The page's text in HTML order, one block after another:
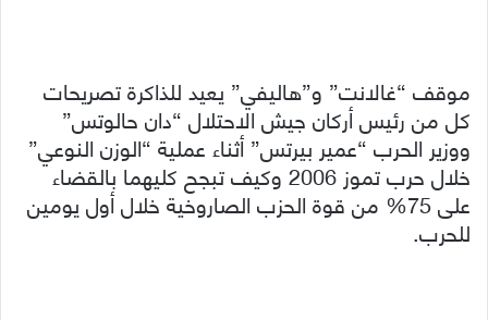
موقف “غالانت” و”هاليفي” يعيد للذاكرة تصريحات
كل من رئيس أركان جيش الاحتلال “دان حالوتس”
ووزير الحرب “عمير بيرتس” أثناء عملية “الوزن النوعي”
خلال حرب تموز 2006 وكيف تبجح كليهما بالقضاء
على 75% من قوة الحزب الصاروخية خلال أول يومين
للحرب.